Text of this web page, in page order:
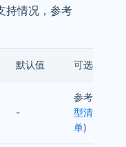
持情况，参考
默认值 可选值
-
参考
型清
单)